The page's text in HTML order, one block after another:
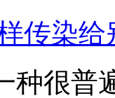
传染给
种很普